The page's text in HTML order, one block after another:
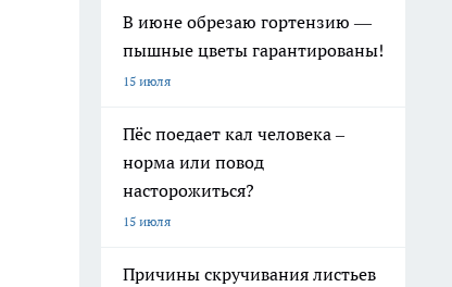
В июне обрезаю гортензию —
пышные цветы гарантированы!
15 июля
Пёс поедает кал человека –
норма или повод
насторожиться?
15 июля
Причины скручивания листьев